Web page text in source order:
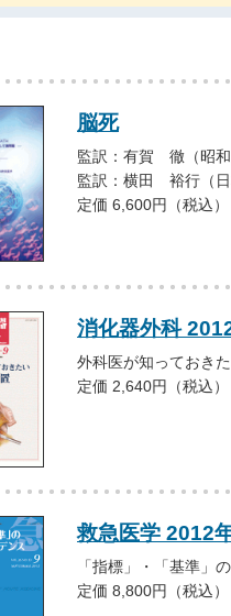
脳死
監訳：有賀 徹（昭
監訳：横田 裕行（日
定価 6,600円（税込）
消化器外科
外科医が知っておき
定価 2,640円（税込）
救急医学 2012
「指標」・「基準」
定価 8,800円（税込）